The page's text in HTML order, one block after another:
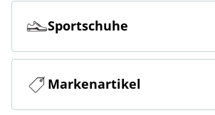
Sportschuhe
Markenartikel